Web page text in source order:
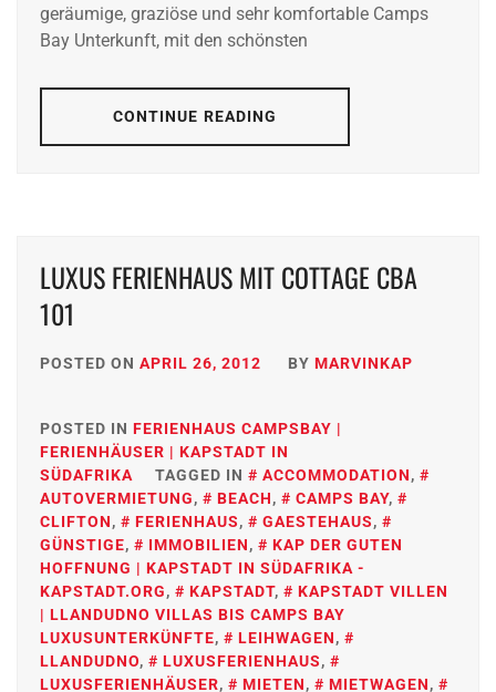
geräumige, graziöse und sehr komfortable Camps
Bay Unterkunft, mit den schönsten
CONTINUE READING
LUXUS FERIENHAUS MIT COTTAGE CBA
101
POSTED ON APRIL 26, 2012 BY MARVINKAP
POSTED IN FERIENHAUS CAMPSBAY |
FERIENHÄUSER | KAPSTADT IN
SÜDAFRIKA
TAGGED IN ACCOMMODATION,
AUTOVERMIETUNG, BEACH, CAMPS BAY,
CLIFTON, FERIENHAUS, GAESTEHAUS,
GÜNSTIGE, IMMOBILIEN,
KAP DER GUTEN
HOFFNUNG | KAPSTADT IN SÜDAFRIKA -
KAPSTADT.ORG, KAPSTADT,
KAPSTADT VILLEN
| LLANDUDNO VILLAS BIS CAMPS BAY
LUXUSUNTERKÜNFTE, LEIHWAGEN,
LLANDUDNO, LUXUSFERIENHAUS,
LUXUSFERIENHÄUSER, MIETEN, MIETWAGEN,